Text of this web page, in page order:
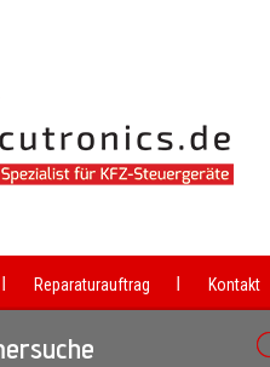
Reparaturauftrag Kontakt